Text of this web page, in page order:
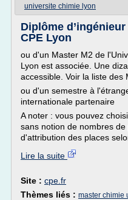
universite chimie lyon
Diplôme
CPE Lyon
ou d'un Master M2 de
Lyon est associée. Une
accessible. Voir la liste des
ou d'un semestre à
internationale partenaire
A noter : vous pouvez
sans notion de nombres
d'attribution des places
Lire la suite
Site : cpe.fr
Thèmes liés : master chimie